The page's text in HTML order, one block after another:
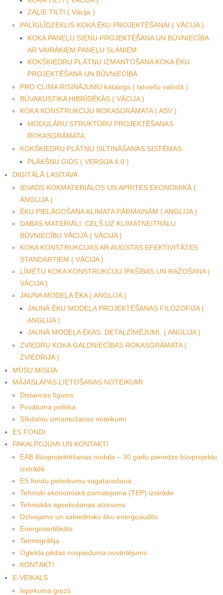
ZAĻIE TILTI ( Vācija )
PALĪGLĪDZEKLIS KOKA ĒKU PROJEKTĒŠANAI ( VĀCIJA )
KOKA PANEĻU SIENU PROJEKTĒŠANA UN BŪVNIECĪBA
AR VAIRĀKIEM PANEĻU SLĀŅIEM
KOKŠĶIEDRU PLĀTŅU IZMANTOŠANA KOKA ĒKU
PROJEKTĒŠANĀ UN BŪVNIECĪBĀ
PRO CLIMA RISINĀJUMU katalogs ( latviešu valodā )
BŪVAKUSTIKA HIBRĪDĒKĀS ( VĀCIJA )
KOKA KONSTRUKCIJU ROKASGRĀMATA ( ASV )
MODULĀRU STRUKTŪRU PROJEKTĒŠANAS
ROKASGRĀMATA
KOKŠĶIEDRU PLĀTŅU SILTINĀŠANAS SISTĒMAS
PLĀKŠŅU GIDS ( VERSIJA 4.0 )
DIGITĀLĀ LASĪTAVA
IEVADS KOKMATERIĀLOS UN APRITES EKONOMIKĀ (
ANGLIJA )
ĒKU PIELĀGOŠANA KLIMATA PĀRMAIŅĀM ( ANGLIJA )
DABAS MATERIĀLI. CEĻŠ UZ KLIMATNEITRĀLU
BŪVNIECĪBU VĀCIJĀ ( VĀCIJA )
KOKA KONSTRUKCIJAS AR AUGSTAS EFEKTIVITĀTES
STANDARTIEM ( VĀCIJA )
LĪMĒTU KOKA KONSTRUKCIJU ĪPAŠĪBAS UN RAŽOŠANA (
VĀCIJA )
JAUNA MODEĻA ĒKA ( ANGLIJA )
JAUNĀ ĒKU MODEĻA PROJEKTĒŠANAS FILOZOFIJA (
ANGLIJA )
JAUNĀ MODEĻA ĒKAS. DETAĻZĪMĒJUMI. ( ANGLIJA )
ZVIEDRU KOKA GALDNIECĪBAS ROKASGRĀMATA (
ZVIEDRIJA )
MŪSU MISIJA
MĀJASLAPAS LIETOŠANAS NOTEIKUMI
Distances līgums
Privātuma politika
Sīkdatņu izmantošanas noteikumi
ES FONDI
PAKALPOJUMI UN KONTAKTI
EAB Būvprojektēšanas nodaļa – 30 gadu pieredze būvprojektu
izstrādē
ES fondu pieteikumu sagatavošana
Tehniski ekonomiskā pamatojuma (TEP) izstrāde
Tehniskās apsekošanas atzinums
Dzīvojamo un sabiedrisko ēku energoaudits
Energosertifikāts
Termogrāfija
Oglekļa pēdas nospieduma novērtējums
KONTAKTI
E-VEIKALS
Iepirkuma grozs